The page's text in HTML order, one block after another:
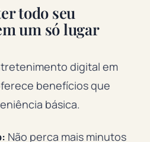
todo seu
um só lugar
digital em
benefícios que
básica.
Não perca mais minutos